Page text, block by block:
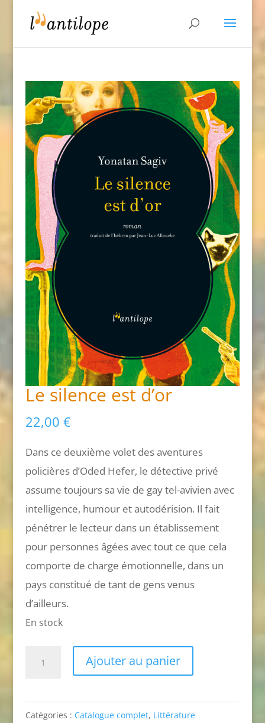
Le silence est d’or
22,00 €
Dans ce deuxième volet des aventures
policières d’Oded Hefer, le détective privé
assume toujours sa vie de gay tel-avivien avec
intelligence, humour et autodérision. Il fait
pénétrer le lecteur dans un établissement
pour personnes âgées avec tout ce que cela
comporte de charge émotionnelle, dans un
pays constitué de tant de gens venus
d’ailleurs.
En stock
silence
Ajouter au panier
Catégories : Catalogue complet, Littérature